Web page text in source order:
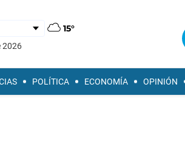
15°
2026
POLÍTICA ECONOMÍA OPINIÓN